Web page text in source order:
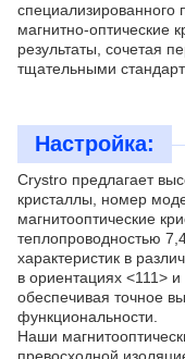
магнитно-оптические
результаты, сочетая
тщательными
Настройка:
Crystro предлагает
кристаллы, номер
магнитооптические
теплопроводностью
характеристик в
в ориентациях <111>
обеспечивая точное
функциональности.
Наши